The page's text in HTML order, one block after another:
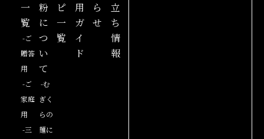
一
覧
-ご
贈答
用
-ご
家庭
用
-三
粉
に
つ
い
て
-む
ぎく
らの
麺に
ピ
一
覧
用
ガ
イ
ド
ら
せ
立
ち
情
報